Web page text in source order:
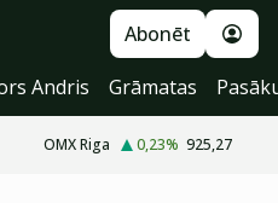
Abonēt
Andris Grāmatas
OMX Riga 0,23% 925,27